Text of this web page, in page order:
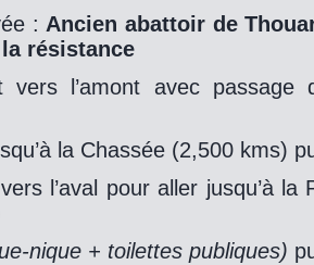
: Ancien abattoir de
résistance
vers l’amont avec passage
la Chassée (2,500 kms)
l’aval pour aller jusqu’à la
nique + toilettes publiques)